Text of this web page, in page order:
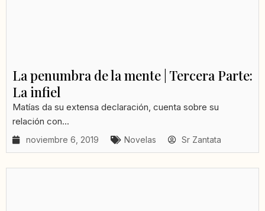
La penumbra de la mente | Tercera Parte:
La infiel
Matías da su extensa declaración, cuenta sobre su
relación con...
noviembre 6, 2019 Novelas Sr Zantata